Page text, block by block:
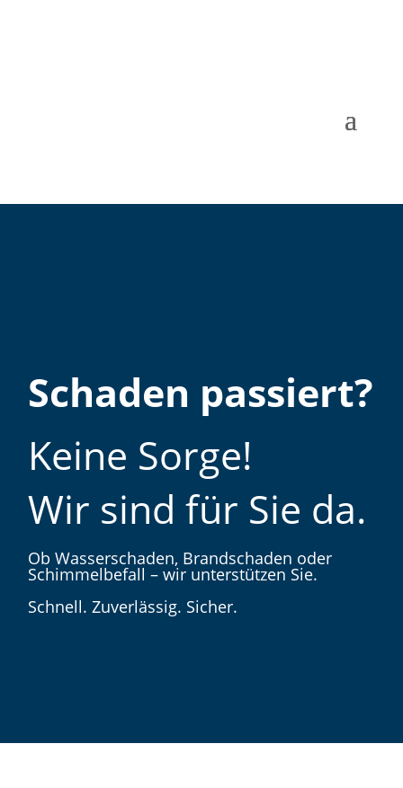
Schaden passiert?
Keine Sorge!
Wir sind für Sie da.
Ob Wasserschaden, Brandschaden oder
Schimmelbefall – wir unterstützen Sie.
Schnell. Zuverlässig. Sicher.